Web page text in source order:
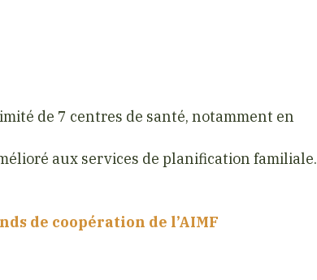
de 7 centres de santé, notamment en
aux services de planification familiale.
de coopération de l’AIMF